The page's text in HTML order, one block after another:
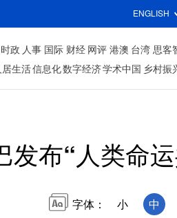
ENGLISH
时政 人事 国际 财经 网评 港澳 台湾 思客
居生活信息化数字经济学术中国 乡村振
发布“人类命
字体： 小 中